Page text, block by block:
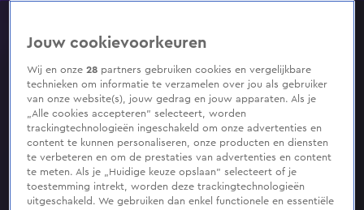
0
seconds
Jouw cookievoorkeuren
Wij en onze28 partners gebruiken cookies en vergelijkbare
technieken om informatie te verzamelen over jou als gebruiker
van onze website(s), jouw gedrag en jouw apparaten. Als je
„Alle cookies accepteren” selecteert, worden
trackingtechnologieën ingeschakeld om onze advertenties en
content te kunnen personaliseren, onze producten en diensten
te verbeteren en om de prestaties van advertenties en content
te meten. Als je „Huidige keuze opslaan” selecteert of je
toestemming intrekt, worden deze trackingtechnologieën
uitgeschakeld. We gebruiken dan enkel functionele en essentiële